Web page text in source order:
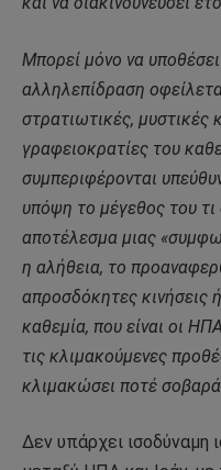
Μπορεί μόνο να
αλληλεπίδραση
στρατιωτικές, μυστικές
γραφειοκρατίες του
συμπεριφέρονται
υπόψη το μέγεθος του τι
αποτέλεσμα μιας
η αλήθεια, το
απροσδόκητες κινήσεις
καθεμία, που είναι οι
τις κλιμακούμενες
κλιμακώσει ποτέ σοβαρά
Δεν υπάρχει ισοδύναμη